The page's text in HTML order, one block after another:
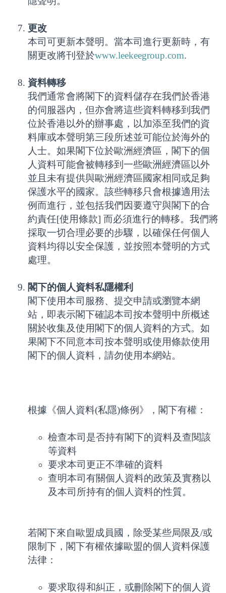
更改
本司可更新本聲明。當本司進行更新時，有
關更改將刊登於www.leekeegroup.com.
資料轉移
我們通常會將閣下的資料儲存在我們於香港
的伺服器內，但亦會將這些資料轉移到我們
位於香港以外的辦事處，以加添至我們的資
料庫或本聲明第三段所述並可能位於海外的
人士。如果閣下位於歐洲經濟區，閣下的個
人資料可能會被轉移到一些歐洲經濟區以外
並且未有提供與歐洲經濟區國家相同或足夠
保護水平的國家。該些轉移只會根據適用法
例而進行，並包括我們因要遵守與閣下的合
約責任[使用條款] 而必須進行的轉移。我們將
採取一切合理必要的步驟，以確保任何個人
資料均得以安全保護，並按照本聲明的方式
處理。
閣下的個人資料私隱權利
閣下使用本司服務、提交申請或瀏覽本網
站，即表示閣下確認本司按本聲明中所概述
關於收集及使用閣下的個人資料的方式。如
果閣下不同意本司按本聲明或使用條款使用
閣下的個人資料，請勿使用本網站。
根據《個人資料(私隱)條例》，閣下有權：
檢查本司是否持有閣下的資料及查閱該
等資料
要求本司更正不準確的資料
查明本司有關個人資料的政策及實務以
及本司所持有的個人資料的性質。
若閣下來自歐盟成員國，除受某些局限及/或
限制下，閣下有權依據歐盟的個人資料保護
法律：
要求取得和糾正，或刪除閣下的個人資